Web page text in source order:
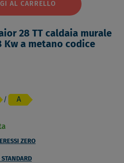
AL CARRELLO
28 TT caldaia murale
Kw a metano codice
/ A
ZERO